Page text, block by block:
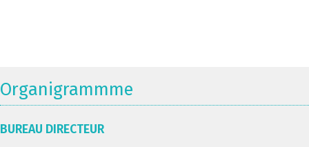
Organigrammme
BUREAU DIRECTEUR